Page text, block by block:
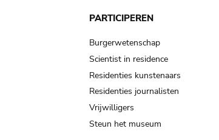
PARTICIPEREN
Burgerwetenschap
Scientist in residence
Residenties kunstenaars
Residenties journalisten
Vrijwilligers
Steun het museum